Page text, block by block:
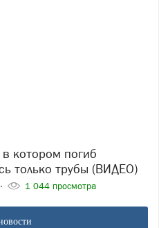
только трубы (ВИДЕО)
1 044 просмотра